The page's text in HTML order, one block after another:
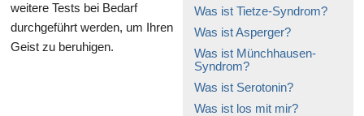
Was ist Tietze-Syndrom?
Was ist Asperger?
Was ist Münchhausen-
Syndrom?
Was ist Serotonin?
Was ist los mit mir?
weitere Tests bei Bedarf
durchgeführt werden, um Ihren
Geist zu beruhigen.